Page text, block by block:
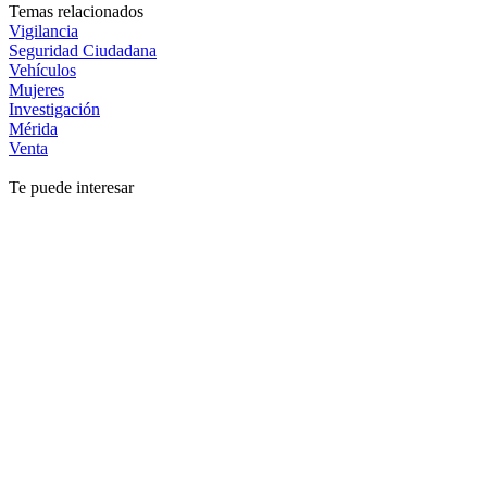
Temas relacionados
Vigilancia
Seguridad Ciudadana
Vehículos
Mujeres
Investigación
Mérida
Venta
Te puede interesar